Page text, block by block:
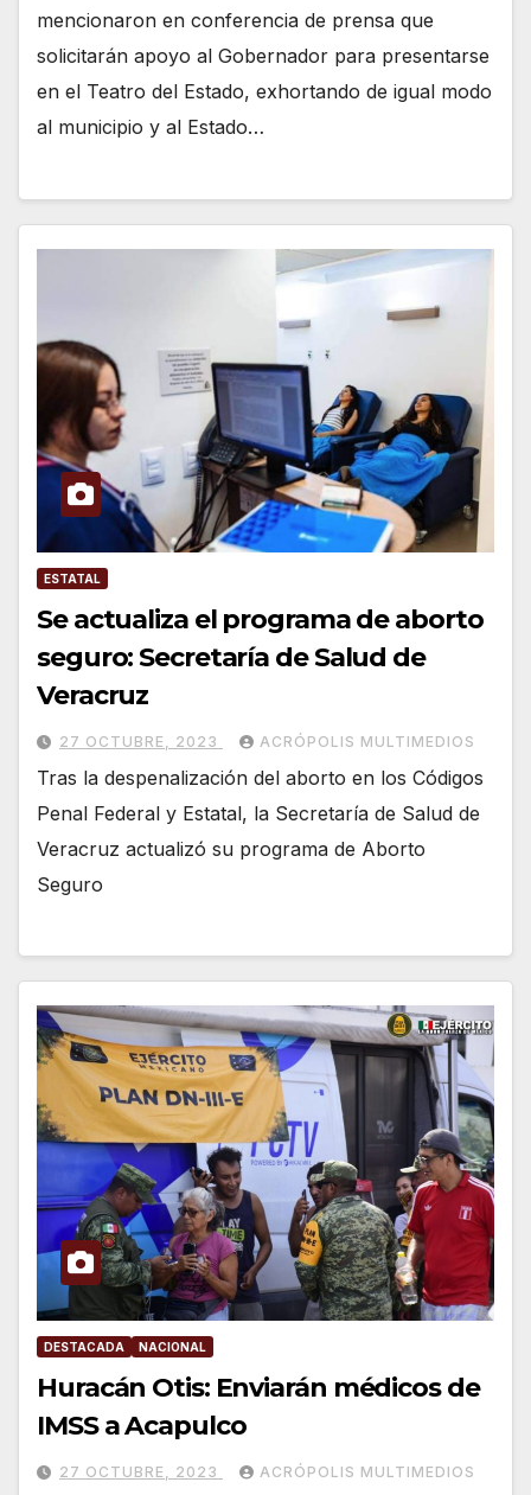
mencionaron en conferencia de prensa que
solicitarán apoyo al Gobernador para presentarse
en el Teatro del Estado, exhortando de igual modo
al municipio y al Estado…
ESTATAL
Se actualiza el programa de aborto
seguro: Secretaría de Salud de
Veracruz
27 OCTUBRE, 2023 ACRÓPOLIS MULTIMEDIOS
Tras la despenalización del aborto en los Códigos
Penal Federal y Estatal, la Secretaría de Salud de
Veracruz actualizó su programa de Aborto
Seguro
DESTACADA NACIONAL
Huracán Otis: Enviarán médicos de
IMSS a Acapulco
27 OCTUBRE, 2023 ACRÓPOLIS MULTIMEDIOS